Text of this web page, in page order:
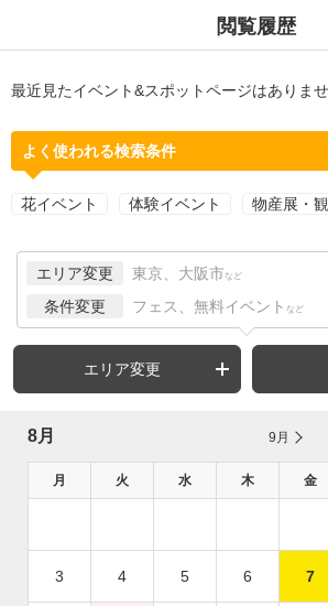
閲覧履歴
最近見たイベント&スポットページはありませ
よく使われる検索条件
花イベント 体験イベント 物産展・
エリア変更 東京、大阪市 など
条件変更 フェス、無料イベント など
エリア変更
8月 9月
月 火 水 木 金
3 4 5 6 7